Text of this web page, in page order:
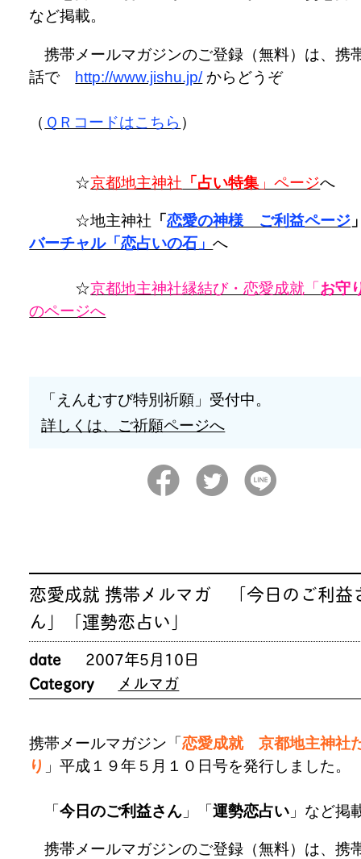
など掲載。
携帯メールマガジンのご登録（無料）は、携
話で http://www.jishu.jp/からどうぞ
（ ＱＲコードはこちら ）
☆京都地主神社 「占い特集 」ページへ
☆地主神社 「恋愛の神様 ご利益ページ
バーチャル「恋占いの石」へ
☆京都地主神社縁結び・恋愛成就「お守
のページへ
「えんむすび特別祈願」受付中。
詳しくは、ご祈願ページへ
恋愛成就 携帯メルマガ 「今日のご利益
ん」「運勢恋占い」
date
2007年5月10日
Category
メルマガ
携帯メールマガジン「恋愛成就 京都地主神社
り 」平成１９年５月１０日号を発行しました。
「今日のご利益さん 」「運勢恋占い 」など掲
携帯メールマガジンのご登録（無料）は、携